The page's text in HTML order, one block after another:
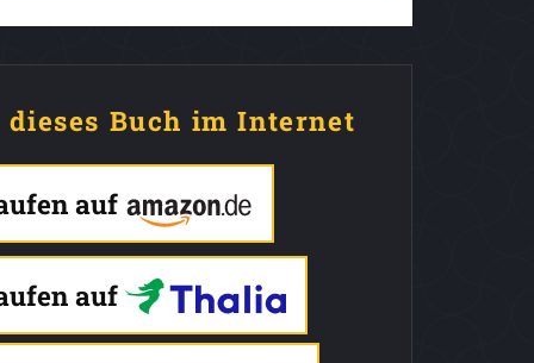
dieses Buch im Internet
auf
auf